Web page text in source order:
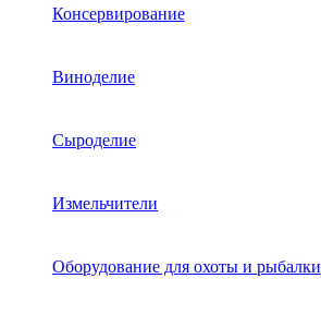
Консервирование
Виноделие
Сыроделие
Измельчители
Оборудование для охоты и рыбалки